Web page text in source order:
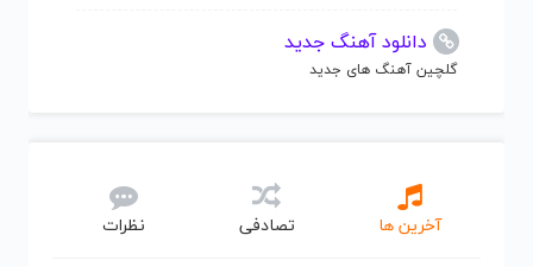
دانلود آهنگ جدید
گلچین آهنگ های جدید
آخرین ها تصادفی نظرات